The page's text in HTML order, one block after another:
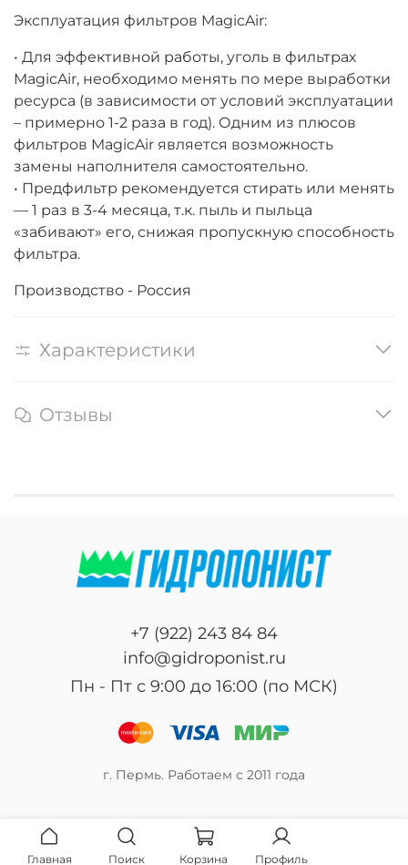
Эксплуатация фильтров MagicAir:
• Для эффективной работы, уголь в фильтрах
MagicAir, необходимо менять по мере выработки
ресурса (в зависимости от условий эксплуатации
– примерно 1-2 раза в год). Одним из плюсов
фильтров MagicAir является возможность
замены наполнителя самостоятельно.
• Предфильтр рекомендуется стирать или менять
— 1 раз в 3-4 месяца, т.к. пыль и пыльца
«забивают» его, снижая пропускную способность
фильтра.
Производство - Россия
Характеристики
Отзывы
+7 (922) 243 84 84
info@gidroponist.ru
Пн - Пт с 9:00 до 16:00 (по МСК)
г. Пермь. Работаем с 2011 года
Главная Поиск Корзина Профиль